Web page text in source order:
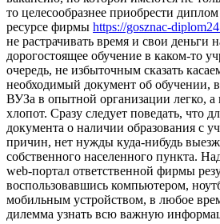
то целесообразнее приобрести
ресурсе фирмы https://gosznac-
не растрачивать время и свои деньги
дорогостоящее обучение в каком-то
очередь, не избыточным сказать
необходимый документ об обучении,
ВУЗа в опытной организации легко, а
хлопот. Сразу следует поведать, что
документа о наличии образования с
причин, нет нужды куда-нибудь
собственного населенного пункта.
web-портал ответственной фирмы
воспользовавшись компьютером,
мобильным устройством, в любое
дилемма узнать всю важную